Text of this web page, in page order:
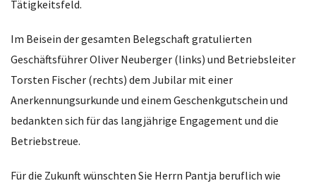
Tätigkeitsfeld.
Im Beisein der gesamten Belegschaft gratulierten
Geschäftsführer Oliver Neuberger (links) und Betriebsleiter
Torsten Fischer (rechts) dem Jubilar mit einer
Anerkennungsurkunde und einem Geschenkgutschein und
bedankten sich für das langjährige Engagement und die
Betriebstreue.
Für die Zukunft wünschten Sie Herrn Pantja beruflich wie